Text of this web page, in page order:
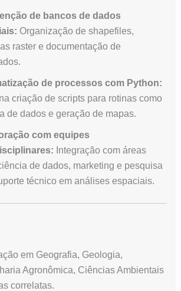
de bancos de dados
Organização de shapefiles,
raster e documentação de
de processos com Python:
criação de scripts para rotinas como
de dados e geração de mapas.
com equipes
Integração com áreas
de dados, marketing e pesquisa
técnico em análises espaciais.
em Geografia, Geologia,
Agronômica, Ciências Ambientais
correlatas.